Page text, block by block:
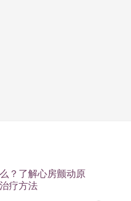
畸形血管瘤。
用抗凝血药，很大机会
微创左心耳封堵手术，
阿士匹灵来预防中风。
流向脑部，便可能引致
风险愈高。
血而不能服用抗凝血药
用于患有非心瓣膜的心
人。
管，经过心房间壁进行
。除了一般心导管手术
斥，亦不需要更换。现
左心耳的形状、深浅、
适用的，就可能需要考
，总希望有更多治疗方
？了解心房颤动原
疗方法